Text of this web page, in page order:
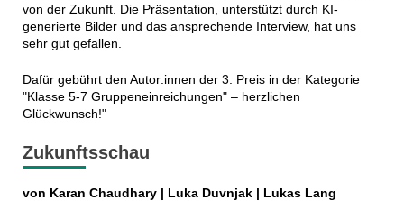
von der Zukunft. Die Präsentation, unterstützt durch KI-
generierte Bilder und das ansprechende Interview, hat uns
sehr gut gefallen.
Dafür gebührt den Autor:innen der 3. Preis in der Kategorie
"Klasse 5-7 Gruppeneinreichungen" – herzlichen
Glückwunsch!"
Zukunftsschau
von Karan Chaudhary | Luka Duvnjak | Lukas Lang